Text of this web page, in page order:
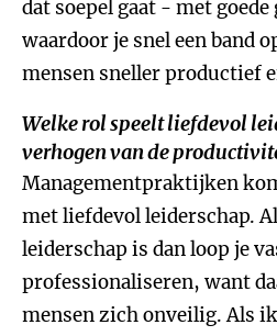
dat soepel gaat - met
waardoor je snel een band
mensen sneller productief
Welke rol speelt liefdevol
verhogen van de
Managementpraktijken
met liefdevol leiderschap.
leiderschap is dan loop je
professionaliseren, want
mensen zich onveilig. Als